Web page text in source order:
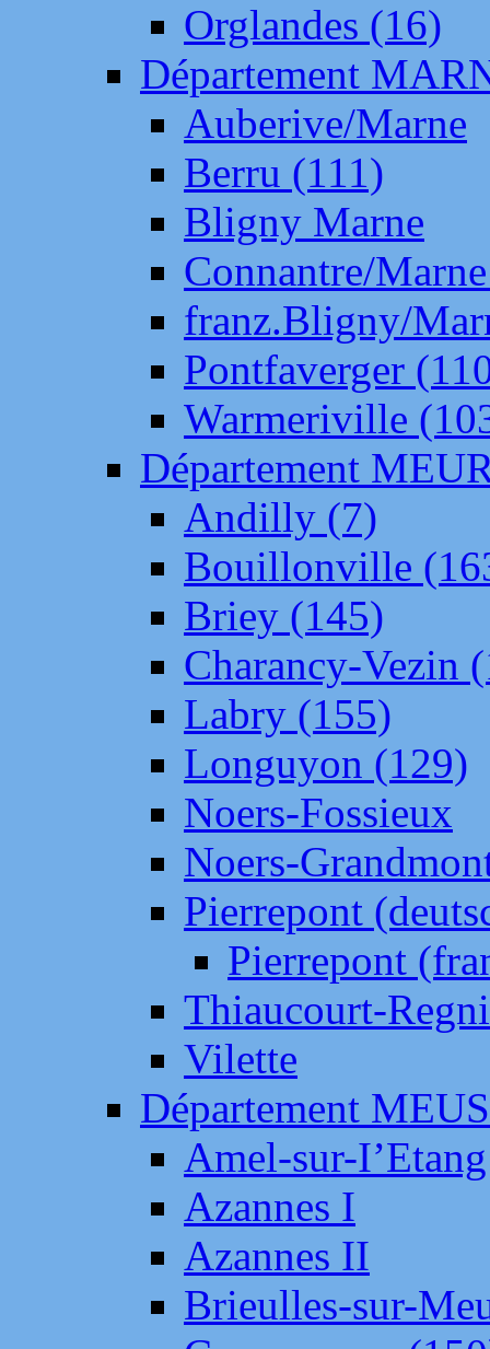
Orglandes (16)
Département
Auberive/Marne
Berru (111)
Bligny Marne
Connantre/
franz.Bligny/
Pontfaverger
Warmeriville
Département
Andilly (7)
Bouillonville
Briey (145)
Charancy-Vezin
Labry (155)
Longuyon (129)
Noers-Fossieux
Noers-
Pierrepont
Pierrepont
Thiaucourt-
Vilette
Département
Amel-sur-
Azannes I
Azannes II
Brieulles-sur-